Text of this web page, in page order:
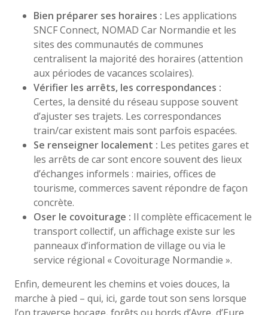
Bien préparer ses horaires : Les applications
SNCF Connect, NOMAD Car Normandie et les
sites des communautés de communes
centralisent la majorité des horaires (attention
aux périodes de vacances scolaires).
Vérifier les arrêts, les correspondances :
Certes, la densité du réseau suppose souvent
d’ajuster ses trajets. Les correspondances
train/car existent mais sont parfois espacées.
Se renseigner localement : Les petites gares et
les arrêts de car sont encore souvent des lieux
d’échanges informels : mairies, offices de
tourisme, commerces savent répondre de façon
concrète.
Oser le covoiturage : Il complète efficacement le
transport collectif, un affichage existe sur les
panneaux d’information de village ou via le
service régional « Covoiturage Normandie ».
Enfin, demeurent les chemins et voies douces, la
marche à pied – qui, ici, garde tout son sens lorsque